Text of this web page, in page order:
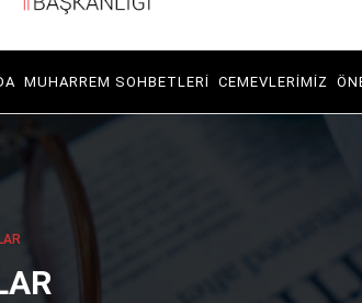
MUHARREM SOHBETLERI CEMEVLERIMIZ